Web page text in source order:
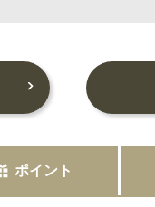
ポイント